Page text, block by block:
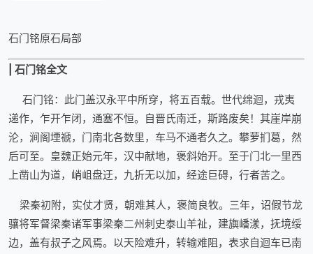
石门铭原石局部
| 石门铭全文
石门铭：此门盖汉永平中所穿，将五百载。世代绵迴，戎夷
递作，乍开乍闭，通塞不恒。自晋氏南迁，斯路废矣！其崖岸崩
沦，涧阁堙禠，门南北各数里，车马不通者久之。攀萝扪葛，然
后可至。皇魏正始元年，汉中献地，褒斜始开。至于门北一里西
上凿山为道，峭岨盘迂，九折无以加，经途巨碍，行者苦之。
梁秦初附，实仗才贤，朝难其人，褒简良牧。三年，诏假节龙
骧将军督梁秦诸军事梁秦二州刺史泰山羊祉，建旟嶓漾，抚境绥
边，盖有叔子之风焉。以天险难升，转输难阻，表求自迴车已南